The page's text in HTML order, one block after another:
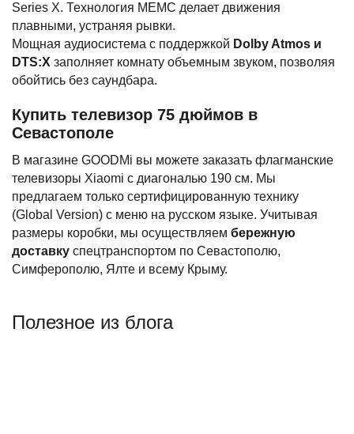
Series X. Технология MEMC делает движения
плавными, устраняя рывки.
Мощная аудиосистема с поддержкой Dolby Atmos и
DTS:X заполняет комнату объемным звуком, позволяя
обойтись без саундбара.
Купить телевизор 75 дюймов в
Севастополе
В магазине GOODMi вы можете заказать флагманские
телевизоры Xiaomi с диагональю 190 см. Мы
предлагаем только сертифицированную технику
(Global Version) с меню на русском языке. Учитывая
размеры коробки, мы осуществляем бережную
доставку спецтранспортом по Севастополю,
Симферополю, Ялте и всему Крыму.
Полезное из блога